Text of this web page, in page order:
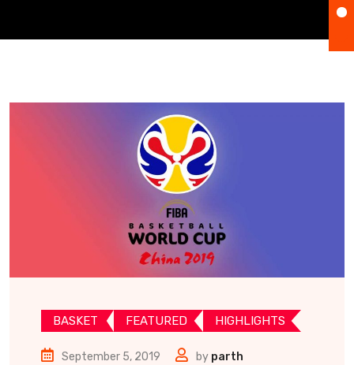
BASKET FEATURED HIGHLIGHTS
September 5, 2019 by parth